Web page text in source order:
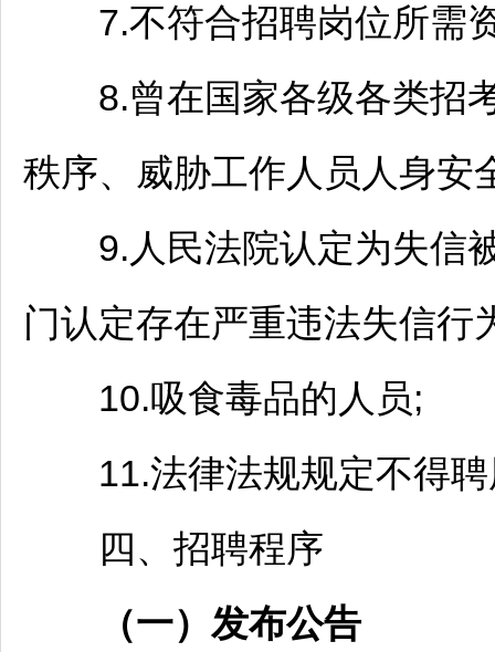
7.不符合招聘岗位所需
8.曾在国家各级各类招考
秩序、威胁工作人员人身安
9.人民法院认定为失信被
门认定存在严重违法失信行
10.吸食毒品的人员;
11.法律法规规定不得聘
四、 招聘程序
（一）发布公告